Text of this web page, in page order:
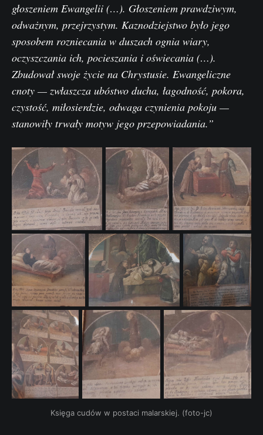
głoszeniem Ewangelii (…). Głoszeniem prawdziwym,
odważnym, przejrzystym. Kaznodziejstwo było jego
sposobem rozniecania w duszach ognia wiary,
oczyszczania ich, pocieszania i oświecania (…).
Zbudował swoje życie na Chrystusie. Ewangeliczne
cnoty — zwłaszcza ubóstwo ducha, łagodność, pokora,
czystość, miłosierdzie, odwaga czynienia pokoju —
stanowiły trwały motyw jego przepowiadania.”
Księga cudów w postaci malarskiej. (foto-jc)